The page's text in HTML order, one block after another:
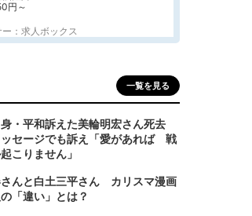
円～
ー：求人ボックス
一覧を見る
・平和訴えた美輪明宏さん死去
ッセージでも訴え「愛があれば 戦
こりません」
んと白土三平さん カリスマ漫画
「違い」とは？